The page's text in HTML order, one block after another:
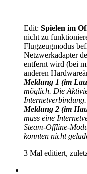
Edit: Spielen im
nicht zu
Flugzeugmodus
Netzwerkadapter
entfernt wird (bei
anderen
Meldung 1 (im
möglich. Die
Meldung 2 (im
muss eine
Steam-Offline-
konnten nicht
3 Mal editiert,